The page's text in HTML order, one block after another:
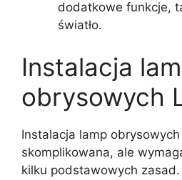
dodatkowe funkcje,
światło.
Instalacja
obrysowych
Instalacja lamp
skomplikowana, ale
kilku podstawowych